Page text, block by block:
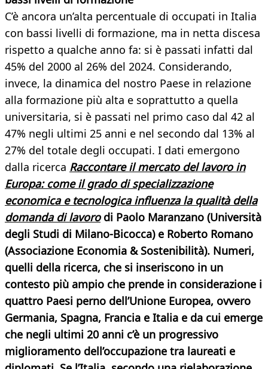
C’è ancora un’alta percentuale di occupati in Italia
con bassi livelli di formazione, ma in netta discesa
rispetto a qualche anno fa: si è passati infatti dal
45% del 2000 al 26% del 2024. Considerando,
invece, la dinamica del nostro Paese in relazione
alla formazione più alta e soprattutto a quella
universitaria, si è passati nel primo caso dal 42 al
47% negli ultimi 25 anni e nel secondo dal 13% al
27% del totale degli occupati. I dati emergono
dalla ricerca Raccontare il mercato del lavoro in
Europa: come il grado di specializzazione
economica e tecnologica influenza la qualità della
domanda di lavorodi Paolo Maranzano (Università
degli Studi di Milano-Bicocca) e Roberto Romano
(Associazione Economia & Sostenibilità). Numeri,
quelli della ricerca, che si inseriscono in un
contesto più ampio che prende in considerazione i
quattro Paesi perno dell’Unione Europea, ovvero
Germania, Spagna, Francia e Italia e da cui emerge
che negli ultimi 20 anni c’è un progressivo
miglioramento dell’occupazione tra laureati e